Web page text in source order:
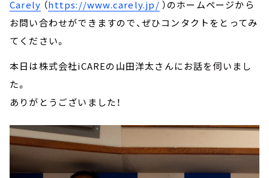
Carely （https://www.carely.jp/ ）のホームページから
お問い合わせができますので、ぜひコンタクトをとってみ
てください。
本日は株式会社iCAREの山田洋太さんにお話を伺いまし
た。
ありがとうございました！